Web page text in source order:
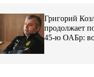
Григорий
продолжает
45-ю ОАБр:
передали